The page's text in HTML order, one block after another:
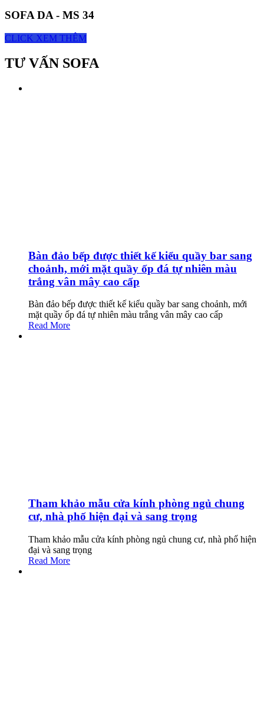
SOFA DA - MS 34
CLICK XEM THÊM
TƯ VẤN SOFA
Bàn đảo bếp được thiết kế kiểu quầy bar sang
choảnh, mới mặt quầy ốp đá tự nhiên màu
trắng vân mây cao cấp
Bàn đảo bếp được thiết kế kiểu quầy bar sang choảnh, mới
mặt quầy ốp đá tự nhiên màu trắng vân mây cao cấp
Read More
Tham khảo mẫu cửa kính phòng ngủ chung
cư, nhà phố hiện đại và sang trọng
Tham khảo mẫu cửa kính phòng ngủ chung cư, nhà phố hiện
đại và sang trọng
Read More